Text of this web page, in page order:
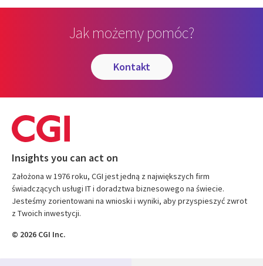
Jak możemy pomóc?
kontakt
Insights you can act on
Założona w 1976 roku, CGI jest jedną z największych firm
świadczących usługi IT i doradztwa biznesowego na świecie.
Jesteśmy zorientowani na wnioski i wyniki, aby przyspieszyć zwrot
z Twoich inwestycji.
© 2026 CGI Inc.